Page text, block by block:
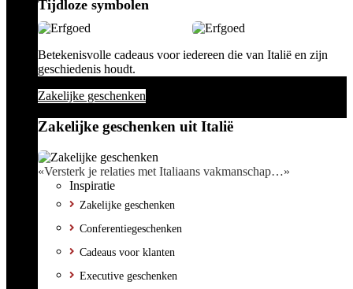
Tijdloze symbolen
Betekenisvolle cadeaus voor iedereen die van Italië en zijn
geschiedenis houdt.
Zakelijke geschenken
Zakelijke geschenken uit Italië
«Versterk je relaties met Italiaans vakmanschap…»
Inspiratie
Zakelijke geschenken
Conferentiegeschenken
Cadeaus voor klanten
Executive geschenken